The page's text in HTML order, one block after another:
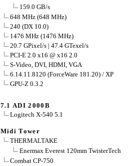
159.0 GB/s
648 MHz (648 MHz)
240 (DX 10.0)
1476 MHz (1476 MHz)
20.7 GPixel/s | 47.4 GTexel/s
PCI-E 2.0 x16 @ x16 2.0
S-Video, DVI, HDMI, VGA
6.14.11.8120 (ForceWare 181.20) / XP
GPU-Z 0.3.2
7.1 ADI 2000B
Logitech X-540 5.1
Midi Tower
THERMALTAKE
Enermax Everest 120mm TwisterTech
Combat CP-750